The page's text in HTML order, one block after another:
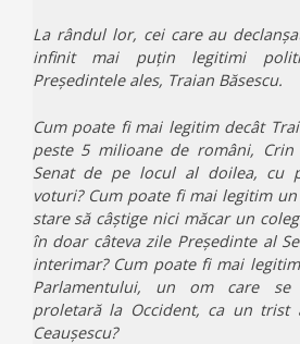
La rândul lor, cei care au
infinit mai puțin legitimi
Președintele ales, Traian Băsescu.
Cum poate fi mai legitim decât
peste 5 milioane de români,
Senat de pe locul al doilea, cu
voturi? Cum poate fi mai legitim
stare să câștige nici măcar un
în doar câteva zile Președinte al
interimar? Cum poate fi mai
Parlamentului, un om care se
proletară la Occident, ca un trist
Ceaușescu?